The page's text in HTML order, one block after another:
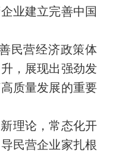
业建立完善中国
民营经济政策体
，展现出强劲发
质量发展的重要
理论，常态化开
民营企业家扎根